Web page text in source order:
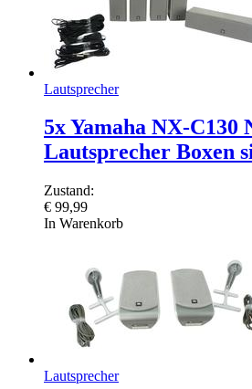
Lautsprecher
5x Yamaha NX-C130
Lautsprecher Boxen
Zustand:
€ 99,99
In Warenkorb
Lautsprecher